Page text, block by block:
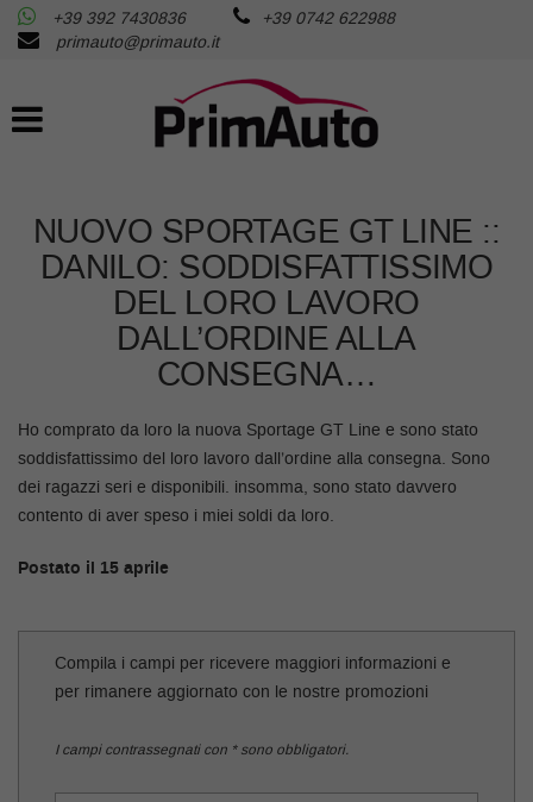
AZIENDA
AUTO USATE
RICHIEDI LA TUA AUTO
FISCALITA’
CONTATTI
BLOG
+39 392 7430836
+39 0742 622988
primauto@primauto.it
NUOVO SPORTAGE GT LINE ::
DANILO: SODDISFATTISSIMO
DEL LORO LAVORO
DALL’ORDINE ALLA
CONSEGNA…
Ho comprato da loro la nuova Sportage GT Line e sono stato
soddisfattissimo del loro lavoro dall’ordine alla consegna. Sono
dei ragazzi seri e disponibili. insomma, sono stato davvero
contento di aver speso i miei soldi da loro.
Postato il 15 aprile
Compila i campi per ricevere maggiori informazioni e
per rimanere aggiornato con le nostre promozioni
I campi contrassegnati con * sono obbligatori.
Le
di
consenso
pannello
consente
di
consenso
alle
tecnologie
di
che
offrire
funzionalità